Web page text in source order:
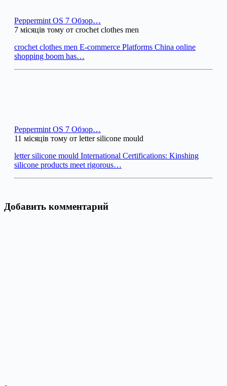
Peppermint OS 7 Обзор…
7 місяців тому от crochet clothes men
crochet clothes men E-commerce Platforms China online
shopping boom has…
Peppermint OS 7 Обзор…
11 місяців тому от letter silicone mould
letter silicone mould International Certifications: Kinshing
silicone products meet rigorous…
Добавить комментарий